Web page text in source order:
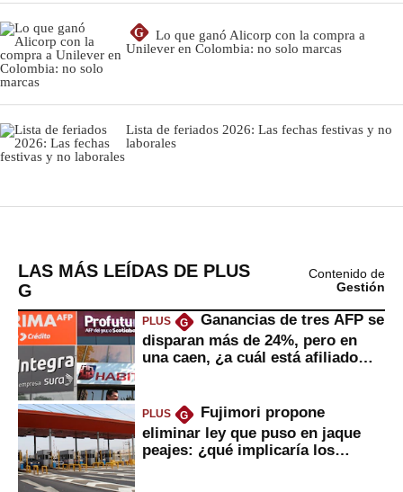
G
Lo que ganó Alicorp con la compra a
Unilever en Colombia: no solo marcas
Lista de feriados 2026: Las fechas festivas y no
laborales
LAS MÁS LEÍDAS DE PLUS
G
Contenido de
Gestión
PLUS G
Ganancias de tres AFP se
disparan más de 24%, pero en
una caen, ¿a cuál está afiliado
PLUS G
Fujimori propone
eliminar ley que puso en jaque
peajes: ¿qué implicaría los